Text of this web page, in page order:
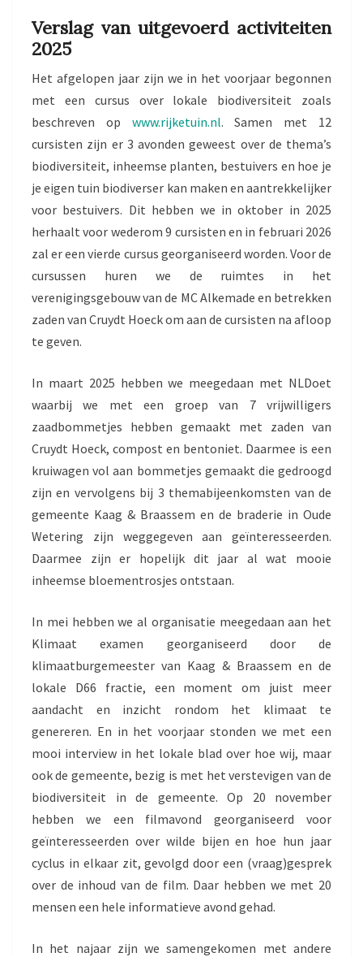
Verslag van uitgevoerd activiteiten
2025
Het afgelopen jaar zijn we in het voorjaar begonnen
met een cursus over lokale biodiversiteit zoals
beschreven op www.rijketuin.nl. Samen met 12
cursisten zijn er 3 avonden geweest over de thema’s
biodiversiteit, inheemse planten, bestuivers en hoe je
je eigen tuin biodiverser kan maken en aantrekkelijker
voor bestuivers. Dit hebben we in oktober in 2025
herhaalt voor wederom 9 cursisten en in februari 2026
zal er een vierde cursus georganiseerd worden. Voor de
cursussen huren we de ruimtes in het
verenigingsgebouw van de MC Alkemade en betrekken
zaden van Cruydt Hoeck om aan de cursisten na afloop
te geven.
In maart 2025 hebben we meegedaan met NLDoet
waarbij we met een groep van 7 vrijwilligers
zaadbommetjes hebben gemaakt met zaden van
Cruydt Hoeck, compost en bentoniet. Daarmee is een
kruiwagen vol aan bommetjes gemaakt die gedroogd
zijn en vervolgens bij 3 themabijeenkomsten van de
gemeente Kaag & Braassem en de braderie in Oude
Wetering zijn weggegeven aan geïnteresseerden.
Daarmee zijn er hopelijk dit jaar al wat mooie
inheemse bloementrosjes ontstaan.
In mei hebben we al organisatie meegedaan aan het
Klimaat examen georganiseerd door de
klimaatburgemeester van Kaag & Braassem en de
lokale D66 fractie, een moment om juist meer
aandacht en inzicht rondom het klimaat te
genereren. En in het voorjaar stonden we met een
mooi interview in het lokale blad over hoe wij, maar
ook de gemeente, bezig is met het verstevigen van de
biodiversiteit in de gemeente. Op 20 november
hebben we een filmavond georganiseerd voor
geïnteresseerden over wilde bijen en hoe hun jaar
cyclus in elkaar zit, gevolgd door een (vraag)gesprek
over de inhoud van de film. Daar hebben we met 20
mensen een hele informatieve avond gehad.
In het najaar zijn we samengekomen met andere